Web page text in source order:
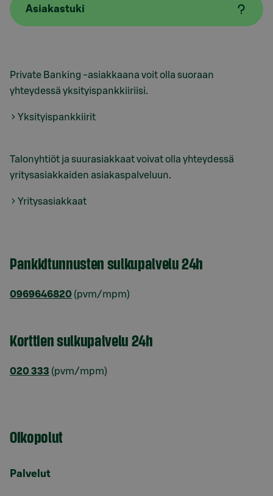
Asiakastuki
Private Banking -asiakkaana voit olla suoraan
yhteydessä yksityispankkiiriisi.
Yksityispankkiirit
Talonyhtiöt ja suurasiakkaat voivat olla yhteydessä
yritysasiakkaiden asiakaspalveluun.
Yritysasiakkaat
Pankkitunnusten sulkupalvelu 24h
0969646820 (pvm/mpm)
Korttien sulkupalvelu 24h
020 333 (pvm/mpm)
Oikopolut
Palvelut